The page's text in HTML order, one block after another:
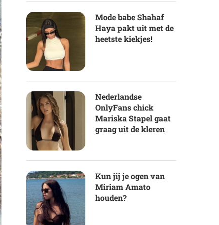
Mode babe Shahaf
Haya pakt uit met de
heetste kiekjes!
Nederlandse
OnlyFans chick
Mariska Stapel gaat
graag uit de kleren
Kun jij je ogen van
Miriam Amato
houden?